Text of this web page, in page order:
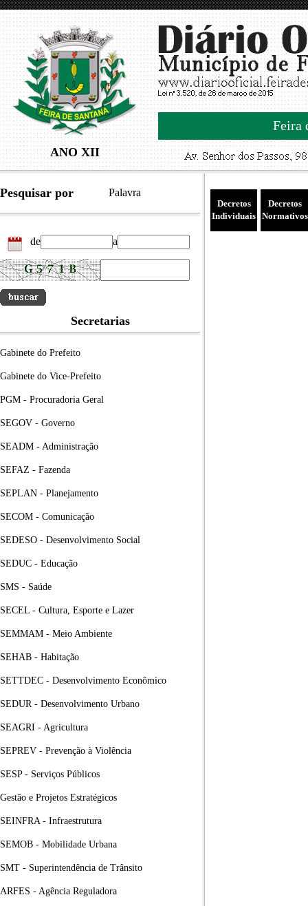
ANO XII
Feira
Pesquisar por Palavra
de a
Secretarias
Gabinete do Prefeito
Gabinete do Vice-Prefeito
PGM - Procuradoria Geral
SEGOV - Governo
SEADM - Administração
SEFAZ - Fazenda
SEPLAN - Planejamento
SECOM - Comunicação
SEDESO - Desenvolvimento Social
SEDUC - Educação
SMS - Saúde
SECEL - Cultura, Esporte e Lazer
SEMMAM - Meio Ambiente
SEHAB - Habitação
SETTDEC - Desenvolvimento Econômico
SEDUR - Desenvolvimento Urbano
SEAGRI - Agricultura
SEPREV - Prevenção à Violência
SESP - Serviços Públicos
Gestão e Projetos Estratégicos
SEINFRA - Infraestrutura
SEMOB - Mobilidade Urbana
SMT - Superintendência de Trânsito
ARFES - Agência Reguladora
Decretos
Individuais
Decretos
Normativos